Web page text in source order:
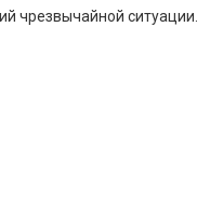
чрезвычайной ситуации...